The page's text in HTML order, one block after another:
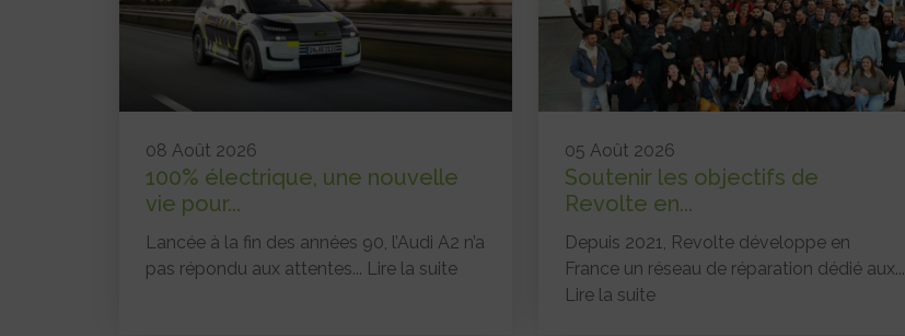
08 Août 2026
100% électrique, une nouvelle
vie pour...
Lancée à la fin des années 90, l’Audi A2 n’a
pas répondu aux attentes... Lire la suite
05 Août 2026
Soutenir les objectifs de
Revolte en...
Depuis 2021, Revolte développe en
France un réseau de réparation dédié aux...
Lire la suite